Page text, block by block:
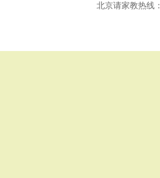
北京请家教热线：